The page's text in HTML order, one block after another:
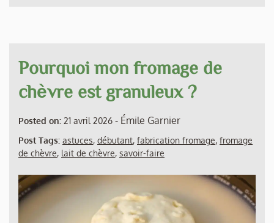
Pourquoi mon fromage de
chèvre est granuleux ?
Posted on: 21 avril 2026 - Émile Garnier
Post Tags: astuces, débutant, fabrication fromage, fromage
de chèvre, lait de chèvre, savoir-faire